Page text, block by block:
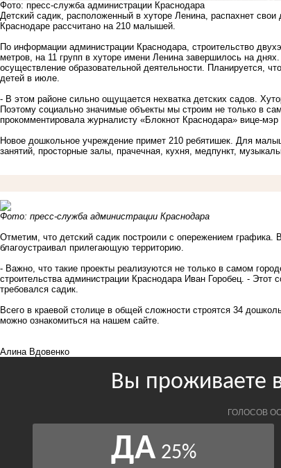
Фото: пресс-служба администрации Краснодара
Детский садик, расположенный в хуторе Ленина, распахнет
Краснодаре рассчитано на 210 малышей.
По информации администрации Краснодара, строительство
метров, на 11 групп в хуторе имени Ленина завершилось на
осуществление образовательной деятельности. Планируется,
детей в июле.
- В этом районе сильно ощущается нехватка детских садов.
Поэтому социально значимые объекты мы строим не только в
прокомментировала журналисту «Блокнот Краснодара» вице-
Новое дошкольное учреждение примет 210 ребятишек. Для
занятий, просторные залы, прачечная, кухня, медпункт,
Фото: пресс-служба администрации Краснодара
Отметим, что детский садик построили с опережением
благоустраивал прилегающую территорию.
- Важно, что такие проекты реализуются не только в самом
строительства администрации Краснодара Иван Горобец. - Этот
требовался садик.
Всего в краевой столице в общей сложности строятся 34
можно ознакомиться на нашем сайте
Алина Вдовенко